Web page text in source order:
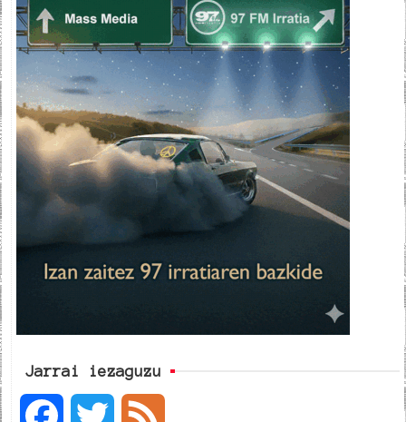
Jarrai iezaguzu